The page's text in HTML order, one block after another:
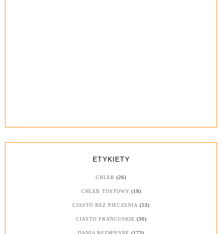
ETYKIETY
CHLEB (26)
CHLEB TOSTOWY (18)
CIASTO BEZ PIECZENIA (53)
CIASTO FRANCUSKIE (30)
DANIA BEZMIĘSNE (173)